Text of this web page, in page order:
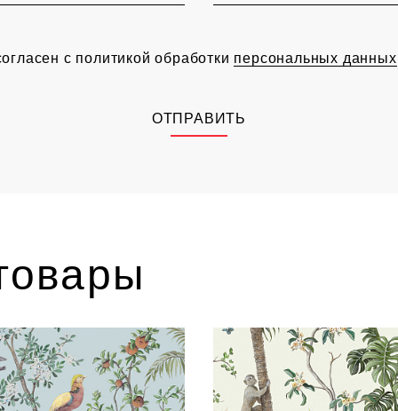
с политикой обработки персональных данных
ОТПРАВИТЬ